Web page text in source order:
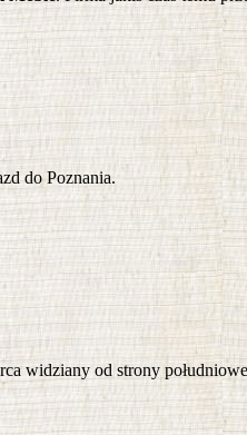
do Poznania.
widziany od strony